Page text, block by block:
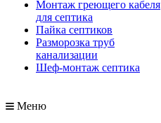
Монтаж греющего кабеля
для септика
Пайка септиков
Разморозка труб
канализации
Шеф-монтаж септика
Меню